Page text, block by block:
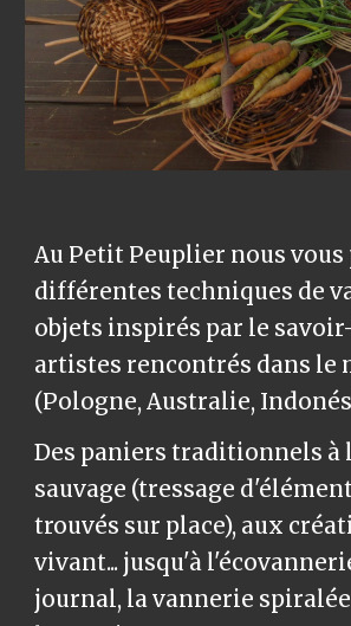
Au Petit Peuplier nous vous
différentes techniques de
objets inspirés par le
artistes rencontrés dans le
(Pologne, Australie,
Des paniers traditionnels à
sauvage (tressage
trouvés sur place), aux
vivant... jusqu'à
journal, la vannerie